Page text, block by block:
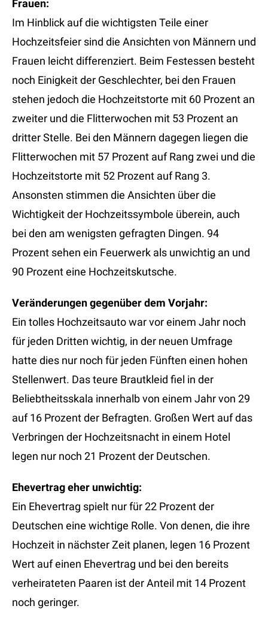
Frauen:
Im Hinblick auf die wichtigsten Teile einer
Hochzeitsfeier sind die Ansichten von Männern und
Frauen leicht differenziert. Beim Festessen besteht
noch Einigkeit der Geschlechter, bei den Frauen
stehen jedoch die Hochzeitstorte mit 60 Prozent an
zweiter und die Flitterwochen mit 53 Prozent an
dritter Stelle. Bei den Männern dagegen liegen die
Flitterwochen mit 57 Prozent auf Rang zwei und die
Hochzeitstorte mit 52 Prozent auf Rang 3.
Ansonsten stimmen die Ansichten über die
Wichtigkeit der Hochzeitssymbole überein, auch
bei den am wenigsten gefragten Dingen. 94
Prozent sehen ein Feuerwerk als unwichtig an und
90 Prozent eine Hochzeitskutsche.
Veränderungen gegenüber dem Vorjahr:
Ein tolles Hochzeitsauto war vor einem Jahr noch
für jeden Dritten wichtig, in der neuen Umfrage
hatte dies nur noch für jeden Fünften einen hohen
Stellenwert. Das teure Brautkleid fiel in der
Beliebtheitsskala innerhalb von einem Jahr von 29
auf 16 Prozent der Befragten. Großen Wert auf das
Verbringen der Hochzeitsnacht in einem Hotel
legen nur noch 21 Prozent der Deutschen.
Ehevertrag eher unwichtig:
Ein Ehevertrag spielt nur für 22 Prozent der
Deutschen eine wichtige Rolle. Von denen, die ihre
Hochzeit in nächster Zeit planen, legen 16 Prozent
Wert auf einen Ehevertrag und bei den bereits
verheirateten Paaren ist der Anteil mit 14 Prozent
noch geringer.